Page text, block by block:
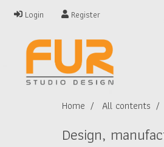
Login Register
Home All contents
Design,